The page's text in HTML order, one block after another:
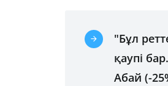
"Бұл
қаупі
Абай (-